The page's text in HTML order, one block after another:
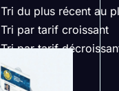
Tri du plus récent au
Tri par tarif croissant
Tri par tarif